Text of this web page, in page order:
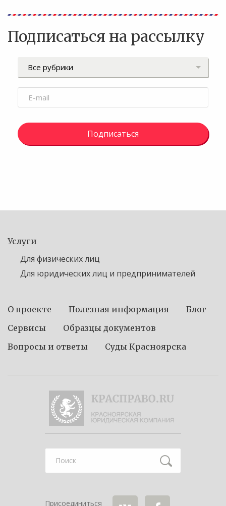
Подписаться на рассылку
Подписаться
Услуги
Для физических лиц
Для юридических лиц и предпринимателей
О проекте Полезная информация
Блог
Сервисы
Образцы документов
Вопросы и ответы
Суды Красноярска
Присоединиться